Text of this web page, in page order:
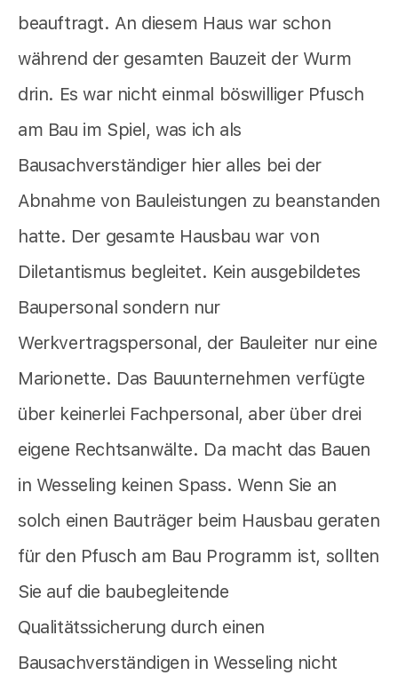
beauftragt. An diesem Haus war schon
während der gesamten Bauzeit der Wurm
drin. Es war nicht einmal böswilliger Pfusch
am Bau im Spiel, was ich als
Bausachverständiger hier alles bei der
Abnahme von Bauleistungen zu beanstanden
hatte. Der gesamte Hausbau war von
Diletantismus begleitet. Kein ausgebildetes
Baupersonal sondern nur
Werkvertragspersonal, der Bauleiter nur eine
Marionette. Das Bauunternehmen verfügte
über keinerlei Fachpersonal, aber über drei
eigene Rechtsanwälte. Da macht das Bauen
in Wesseling keinen Spass. Wenn Sie an
solch einen Bauträger beim Hausbau geraten
für den Pfusch am Bau Programm ist, sollten
Sie auf die baubegleitende
Qualitätssicherung durch einen
Bausachverständigen in Wesseling nicht